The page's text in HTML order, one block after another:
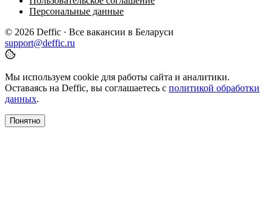
Персональные данные
© 2026 Deffic · Все вакансии в Беларуси
support@deffic.ru
Мы используем cookie для работы сайта и аналитики.
Оставаясь на Deffic, вы соглашаетесь с политикой обработки
данных.
Понятно